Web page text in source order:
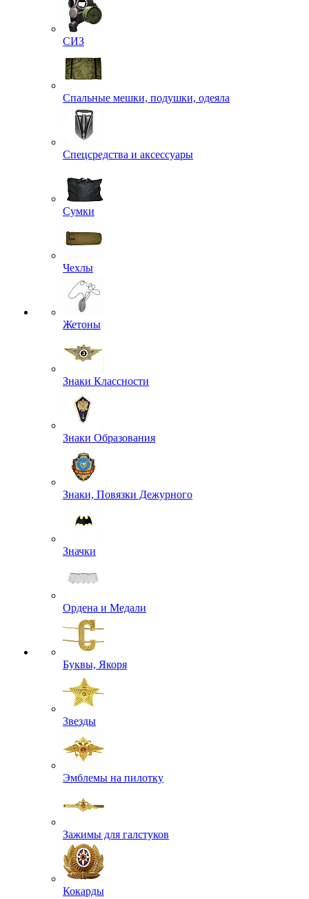
СИЗ
Спальные мешки, подушки, одеяла
Спецсредства и аксессуары
Сумки
Чехлы
Жетоны
Знаки Классности
Знаки Образования
Знаки, Повязки Дежурного
Значки
Ордена и Медали
Буквы, Якоря
Звезды
Эмблемы на пилотку
Зажимы для галстуков
Кокарды